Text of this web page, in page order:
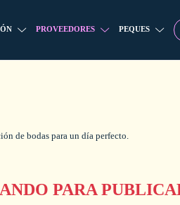
PROVEEDORES PEQUES
de bodas para un día perfecto.
PARA